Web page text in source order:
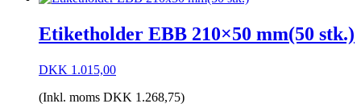
Etiketholder EBB 210×50 mm(50 stk.)
DKK 1.015,00
(Inkl. moms DKK 1.268,75)